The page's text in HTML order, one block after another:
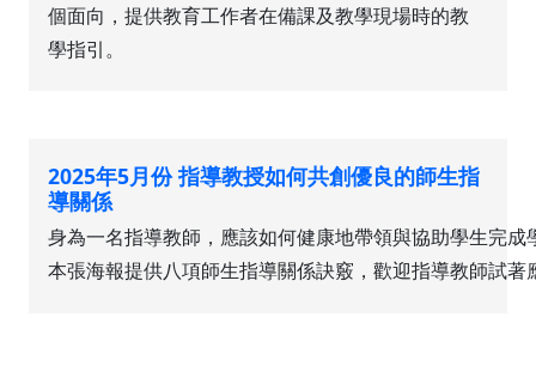
個面向，提供教育工作者在備課及教學現場時的教
學指引。
2025年5月份 指導教授如何共創優良的師生指
導關係
身為一名指導教師，應該如何健康地帶領與協助學生完成
本張海報提供八項師生指導關係訣竅，歡迎指導教師試